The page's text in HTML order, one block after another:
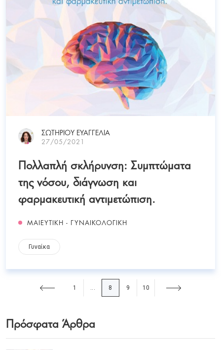
ΣΩΤΗΡΙΟΥ ΕΥΑΓΓΕΛΙΑ
27/05/2021
Πολλαπλή σκλήρυνση: Συμπτώματα
της νόσου, διάγνωση και
φαρμακευτική αντιμετώπιση.
ΜΑΙΕΥΤΙΚΗ - ΓΥΝΑΙΚΟΛΟΓΙΚΗ
Γυναίκα
1 ... 8 9 10
Πρόσφατα Άρθρα